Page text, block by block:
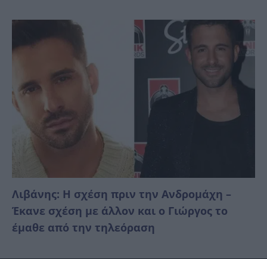
Λιβάνης: Η σχέση πριν την Ανδρομάχη –
Έκανε σχέση με άλλον και ο Γιώργος το
έμαθε από την τηλεόραση